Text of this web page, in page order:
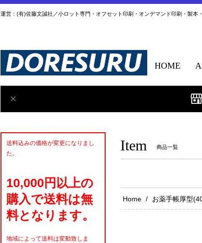
運営：(有)佐藤文誠社／小ロット専門・オフセット印刷・オンデマンド印刷・製
HOME
Item 商品一覧
Home お薬手帳厚型
送料込みの価格が変更になりまし
た。
10,000円以上の
購入で送料は無
料となります。
地域によって送料は変動致しま